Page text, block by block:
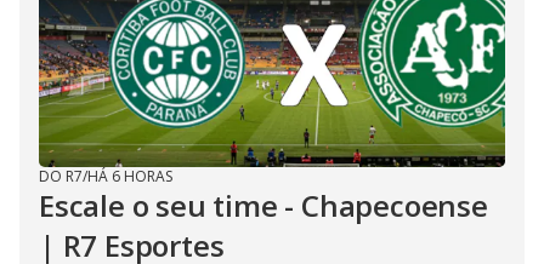
DO R7/HÁ 6 HORAS
Escale o seu time - Chapecoense
| R7 Esportes